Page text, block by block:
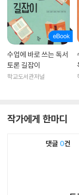
수업에 바로 쓰는 독서
토론 길잡이
학교도서관저널
작가에게 한마디
댓글 0건